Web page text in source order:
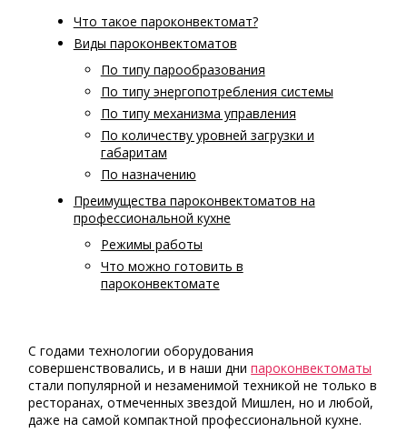
Что такое пароконвектомат?
Виды пароконвектоматов
По типу парообразования
По типу энергопотребления системы
По типу механизма управления
По количеству уровней загрузки и
габаритам
По назначению
Преимущества пароконвектоматов на
профессиональной кухне
Режимы работы
Что можно готовить в
пароконвектомате
С годами технологии оборудования
совершенствовались, и в наши днипароконвектоматы
стали популярной и незаменимой техникой не только в
ресторанах, отмеченных звездой Мишлен, но и любой,
даже на самой компактной профессиональной кухне.